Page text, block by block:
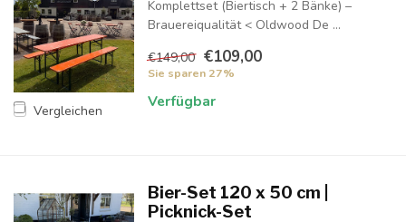
Vergleichen
Komplettset (Biertisch + 2 Bänke) –
Brauereiqualität < Oldwood De ...
€149,00 €109,00
Sie sparen 27%
Verfügbar
Bier-Set 120 x 50 cm |
Picknick-Set